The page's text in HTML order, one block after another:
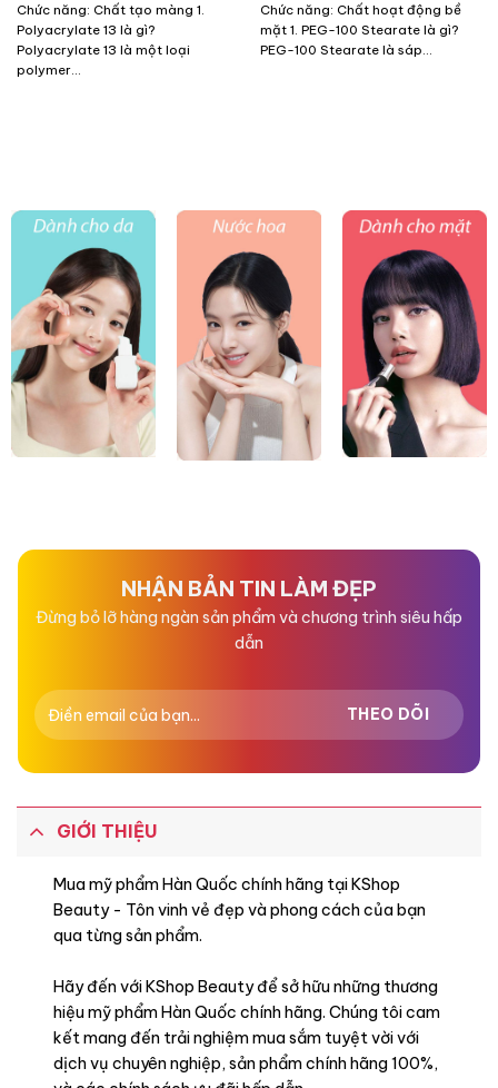
Chức năng: Chất tạo màng 1.
Polyacrylate 13 là gì?
Polyacrylate 13 là một loại
polymer...
Chức năng: Chất hoạt động bề
mặt 1. PEG-100 Stearate là gì?
PEG-100 Stearate là sáp...
NHẬN BẢN TIN LÀM ĐẸP
Đừng bỏ lỡ hàng ngàn sản phẩm và chương trình siêu hấp
dẫn
GIỚI THIỆU
Mua mỹ phẩm Hàn Quốc chính hãng tại KShop
Beauty - Tôn vinh vẻ đẹp và phong cách của bạn
qua từng sản phẩm.
Hãy đến với KShop Beauty để sở hữu những thương
hiệu mỹ phẩm Hàn Quốc chính hãng. Chúng tôi cam
kết mang đến trải nghiệm mua sắm tuyệt vời với
dịch vụ chuyên nghiệp, sản phẩm chính hãng 100%,